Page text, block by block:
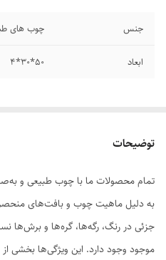
جنس چوب های
ابعاد ۵۰*30*۴
توضیحات
تمام محصولات ما با چوب طبیعی و
به دلیل ماهیت چوب و بافت‌های
جزئی در رنگ، رگه‌ها، گره‌ها و برش‌ها
موجود وجود دارد. این ویژگی‌ها